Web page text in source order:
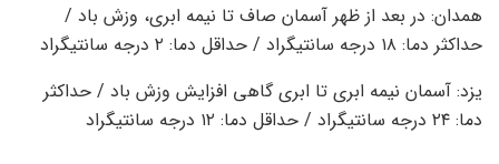
همدان: در بعد از ظهر آسمان صاف تا نیمه ابری، وزش باد /
حداکثر دما: ۱۸ درجه سانتیگراد / حداقل دما: ۲ درجه سانتیگراد
یزد: آسمان نیمه ابری تا ابری گاهی افزایش وزش باد / حداکثر
دما: ۲۴ درجه سانتیگراد / حداقل دما: ۱۲ درجه سانتیگراد